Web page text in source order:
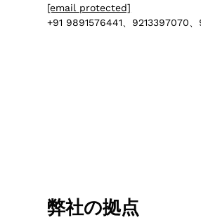
[email protected]
+91 9891576441、9213397070
弊社の拠点